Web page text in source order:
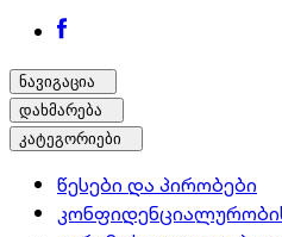
ნავიგაცია
დახმარება
კატეგორიები
წესები და პირობები